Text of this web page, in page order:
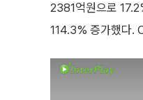
2381억원으로
114.3% 증가했다.